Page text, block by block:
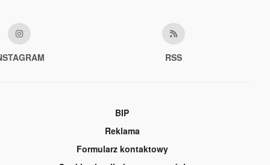
RSS
BIP
Reklama
Formularz kontaktowy